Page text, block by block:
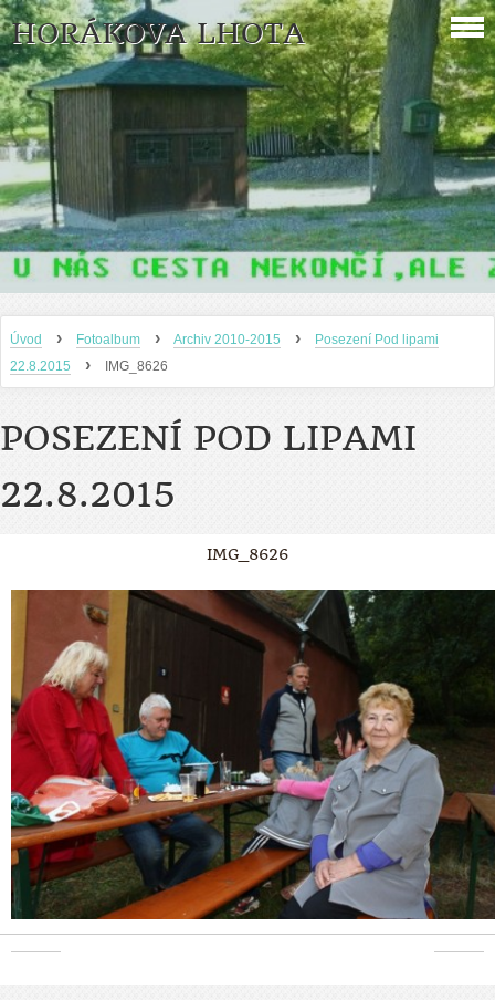
HORÁKOVA LHOTA
Úvod › Fotoalbum › Archiv 2010-2015 ›
Posezení Pod lipami
22.8.2015
› IMG_8626
POSEZENÍ POD LIPAMI
22.8.2015
IMG_8626